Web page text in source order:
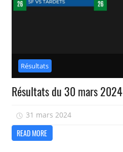
Résultats
Résultats du 30 mars 2024
31 mars 2024
READ MORE